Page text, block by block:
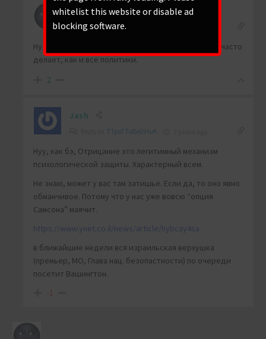
TTpoTToBeDHuK
Reply toJash
Ну это уже просто популистские заявления, он их часто
делает, как и все политики.
2
Jash
TTpoTToBeDHuK
Нуу, как бэ, Отрицание это легитимный механизм
психологической защиты. Характерный всем.
Не знаю, может у вас там затишье. Если да, то оно явно
обманчивое. Потому что у нас уже вовсю “опция
Самсона” маячит.
https://www.ynet.co.il/news/article/hybcay4sa
в ближайшие недели вся израильская верхушка
(премьер, МО, Глава нац. безопастности) по очереди
посетит Вашингтон.
-1
whitelist this website or disable ad
blocking software.